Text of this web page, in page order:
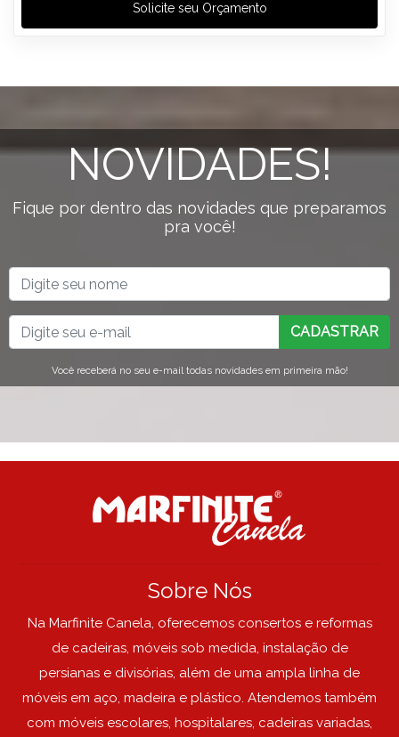
Solicite seu Orçamento
NOVIDADES!
Fique por dentro das novidades que preparamos
pra você!
CADASTRAR
Você receberá no seu e-mail todas novidades em primeira mão!
Sobre Nós
Na Marfinite Canela, oferecemos consertos e reformas
de cadeiras, móveis sob medida, instalação de
persianas e divisórias, além de uma ampla linha de
móveis em aço, madeira e plástico. Atendemos também
com móveis escolares, hospitalares, cadeiras variadas,